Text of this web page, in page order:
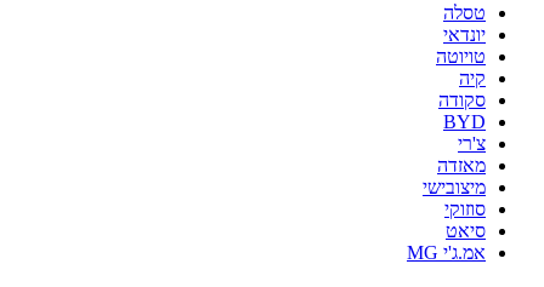
טסלה
יונדאי
טויוטה
קיה
סקודה
BYD
צ'רי
מאזדה
מיצובישי
סוזוקי
סיאט
אמ.ג'י MG